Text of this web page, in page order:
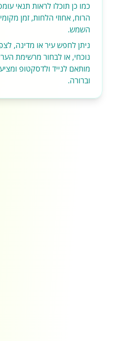
כמו כן תוכלו לראות תנאי
הרוח, אחוזי הלחות, זמן
השמש.
ניתן לחפש עיר או מדינה,
נוכחי, או לבחור מרשימת
מותאם לנייד ולדסקטופ
וברורה.